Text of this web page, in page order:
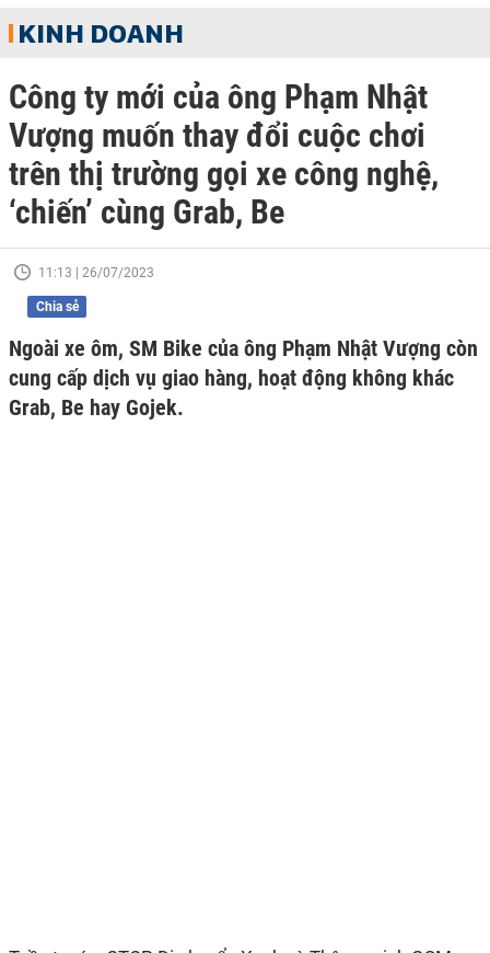
KINH DOANH
Công ty mới của ông Phạm Nhật
Vượng muốn thay đổi cuộc chơi
trên thị trường gọi xe công nghệ,
‘chiến’ cùng Grab, Be
11:13 | 26/07/2023
Chia sẻ
Ngoài xe ôm, SM Bike của ông Phạm Nhật Vượng còn
cung cấp dịch vụ giao hàng, hoạt động không khác
Grab, Be hay Gojek.